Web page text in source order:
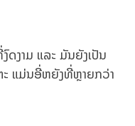
ງາມ ແລະ ມັນຍັງເປັນ
ະ ແມ່ນອີ່ຫຍັງທີ່ຫຼາຍກວ່າ